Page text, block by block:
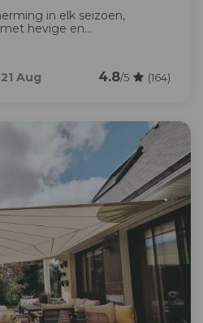
in elk seizoen,
hevige en...
21 Aug 4.8/5 (164)